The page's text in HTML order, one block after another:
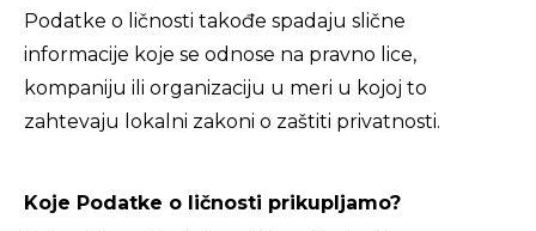
Podatke o ličnosti takođe spadaju slične
informacije koje se odnose na pravno lice,
kompaniju ili organizaciju u meri u kojoj to
zahtevaju lokalni zakoni o zaštiti privatnosti.
Koje Podatke o ličnosti prikupljamo?